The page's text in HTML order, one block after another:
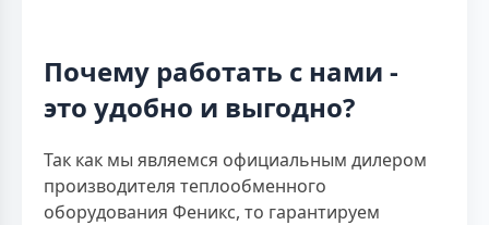
Почему работать с нами -
это удобно и выгодно?
Так как мы являемся официальным дилером
производителя теплообменного
оборудования Феникс, то гарантируем